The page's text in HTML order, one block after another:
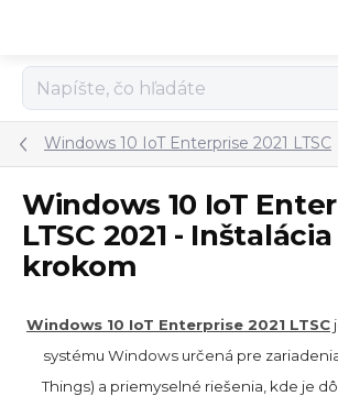
Windows 10 IoT Enterprise 2021 LTSC
Windows 10 IoT
LTSC 2021 -
krokom
Windows 10 IoT Enterprise 2021 LTSC
systému Windows určená pre
Things) a priemyselné riešenia, kde je